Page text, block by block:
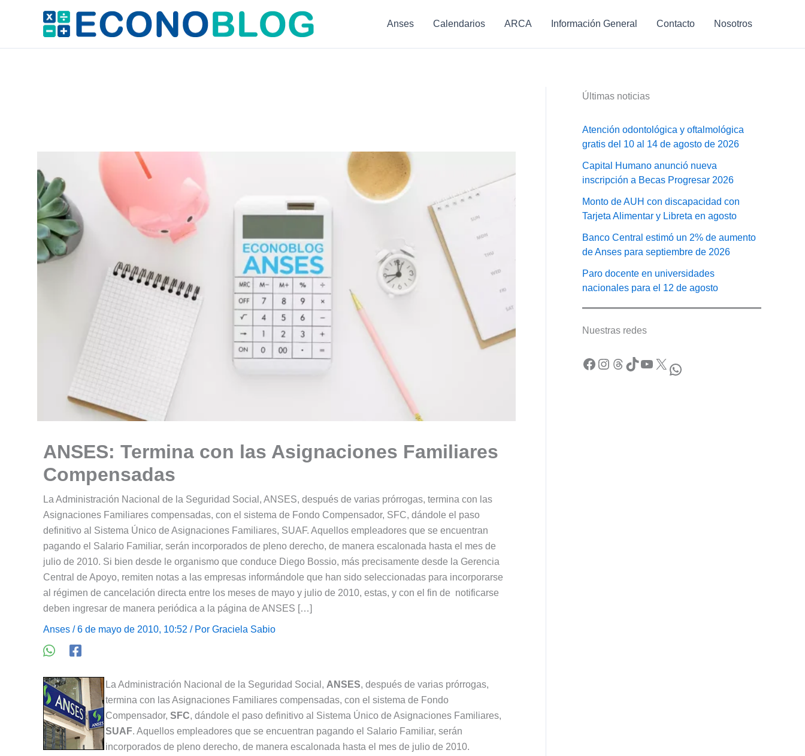
Anses Calendarios ARCA Información General Contacto Nosotros
ANSES: Termina con las Asignaciones Familiares
Compensadas
La Administración Nacional de la Seguridad Social, ANSES, después de varias prórrogas, termina con las
Asignaciones Familiares compensadas, con el sistema de Fondo Compensador, SFC, dándole el paso
definitivo al Sistema Único de Asignaciones Familiares, SUAF. Aquellos empleadores que se encuentran
pagando el Salario Familiar, serán incorporados de pleno derecho, de manera escalonada hasta el mes de
julio de 2010. Si bien desde le organismo que conduce Diego Bossio, más precisamente desde la Gerencia
Central de Apoyo, remiten notas a las empresas informándole que han sido seleccionadas para incorporarse
al régimen de cancelación directa entre los meses de mayo y julio de 2010, estas, y con el fin de notificarse
deben ingresar de manera periódica a la página de ANSES […]
Anses / 6 de mayo de 2010, 10:52 / Por Graciela Sabio
La Administración Nacional de la Seguridad Social, ANSES, después de varias prórrogas,
termina con las Asignaciones Familiares compensadas, con el sistema de Fondo
Compensador, SFC, dándole el paso definitivo al Sistema Único de Asignaciones Familiares,
SUAF. Aquellos empleadores que se encuentran pagando el Salario Familiar, serán
incorporados de pleno derecho, de manera escalonada hasta el mes de julio de 2010.
Últimas noticias
Atención odontológica y oftalmológica
gratis del 10 al 14 de agosto de 2026
Capital Humano anunció nueva
inscripción a Becas Progresar 2026
Monto de AUH con discapacidad con
Tarjeta Alimentar y Libreta en agosto
Banco Central estimó un 2% de aumento
de Anses para septiembre de 2026
Paro docente en universidades
nacionales para el 12 de agosto
Nuestras redes
Facebook Instagram Threads TikTok YouTube X WhatsApp